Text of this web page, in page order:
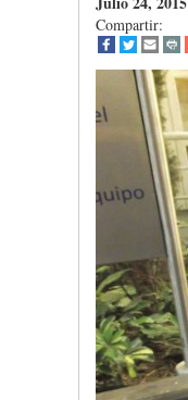
Compartir: